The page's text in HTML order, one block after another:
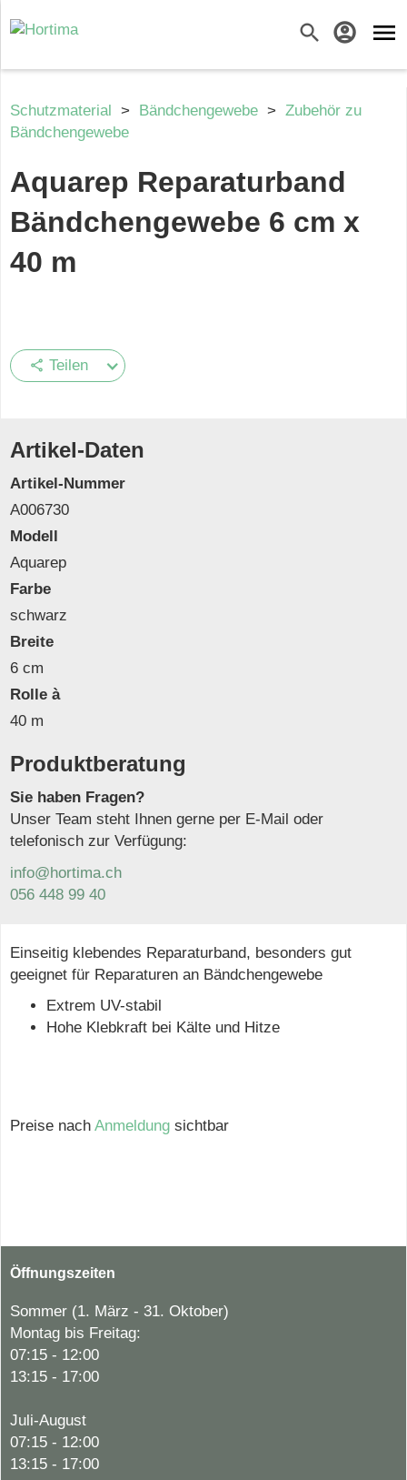
search account_circle menu
Schutzmaterial > Bändchengewebe > Zubehör zu
Bändchengewebe
Aquarep Reparaturband
Bändchengewebe 6 cm x
40 m
share Teilen
Artikel-Daten
Artikel-Nummer
A006730
Modell
Aquarep
Farbe
schwarz
Breite
6 cm
Rolle à
40 m
Produktberatung
Sie haben Fragen?
Unser Team steht Ihnen gerne per E-Mail oder
telefonisch zur Verfügung:
info@hortima.ch
056 448 99 40
Einseitig klebendes Reparaturband, besonders gut
geeignet für Reparaturen an Bändchengewebe
Extrem UV-stabil
Hohe Klebkraft bei Kälte und Hitze
Preise nach Anmeldung sichtbar
Öffnungszeiten
Sommer (1. März - 31. Oktober)
Montag bis Freitag:
07:15 - 12:00
13:15 - 17:00
Juli-August
07:15 - 12:00
13:15 - 17:00